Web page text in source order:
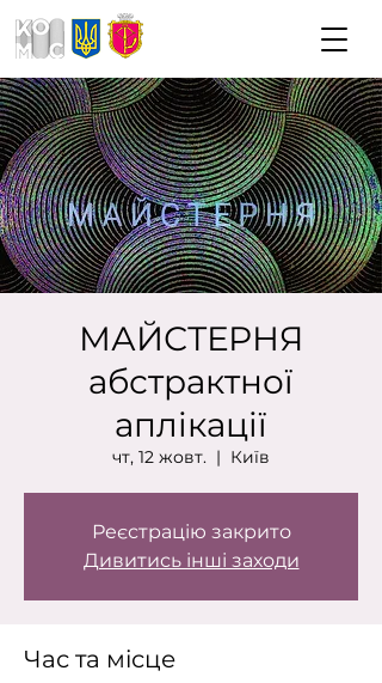
МАЙСТЕРНЯ
абстрактної
аплікації
чт, 12 жовт.
  |
Київ
Реєстрацію закрито
Дивитись інші заходи
Час та місце